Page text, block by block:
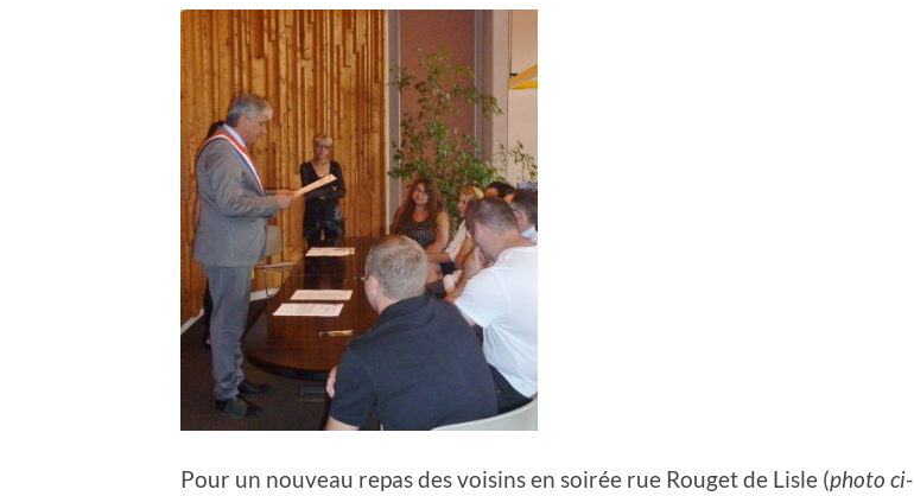
Pour un nouveau repas des voisins en soirée rue Rouget de Lisle (photo ci-